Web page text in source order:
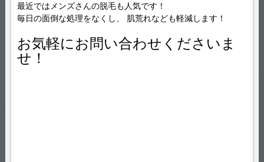
最近ではメンズさんの脱毛も人気です！
毎日の面倒な処理をなくし、 肌荒れなども軽減します！
お気軽にお問い合わせくださいま
せ！